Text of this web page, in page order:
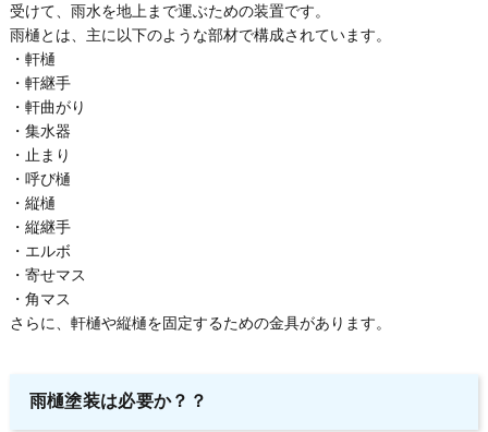
受けて、雨水を地上まで運ぶための装置です。
雨樋とは、主に以下のような部材で構成されています。
・軒樋
・軒継手
・軒曲がり
・集水器
・止まり
・呼び樋
・縦樋
・縦継手
・エルボ
・寄せマス
・角マス
さらに、軒樋や縦樋を固定するための金具があります。
雨樋塗装は必要か？？